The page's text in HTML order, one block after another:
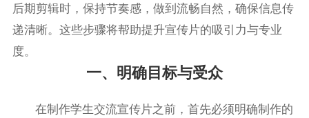
后期剪辑时，保持节奏感，做到流畅自然，确保信息传
递清晰。这些步骤将帮助提升宣传片的吸引力与专业
度。
一、明确目标与受众
在制作学生交流宣传片之前，首先必须明确制作的